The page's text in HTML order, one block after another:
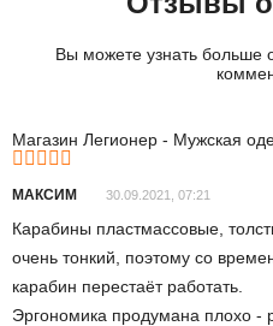
Вы можете узнать больше
Магазин Легионер - Мужская
МАКСИМ 30.09.2021, 07:21
Карабины пластмассовые,
очень тонкий, поэтому со
карабин перестаёт работать.
Эргономика продумана плохо -